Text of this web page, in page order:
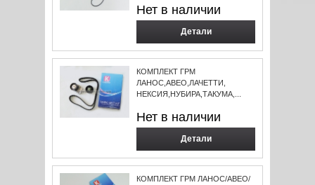
Нет в наличии
Детали
КОМПЛЕКТ ГРМ
ЛАНОС,АВЕО,ЛАЧЕТТИ,
НЕКСИЯ,НУБИРА,ТАКУМА,...
Нет в наличии
Детали
КОМПЛЕКТ ГРМ ЛАНОС/АВЕО/